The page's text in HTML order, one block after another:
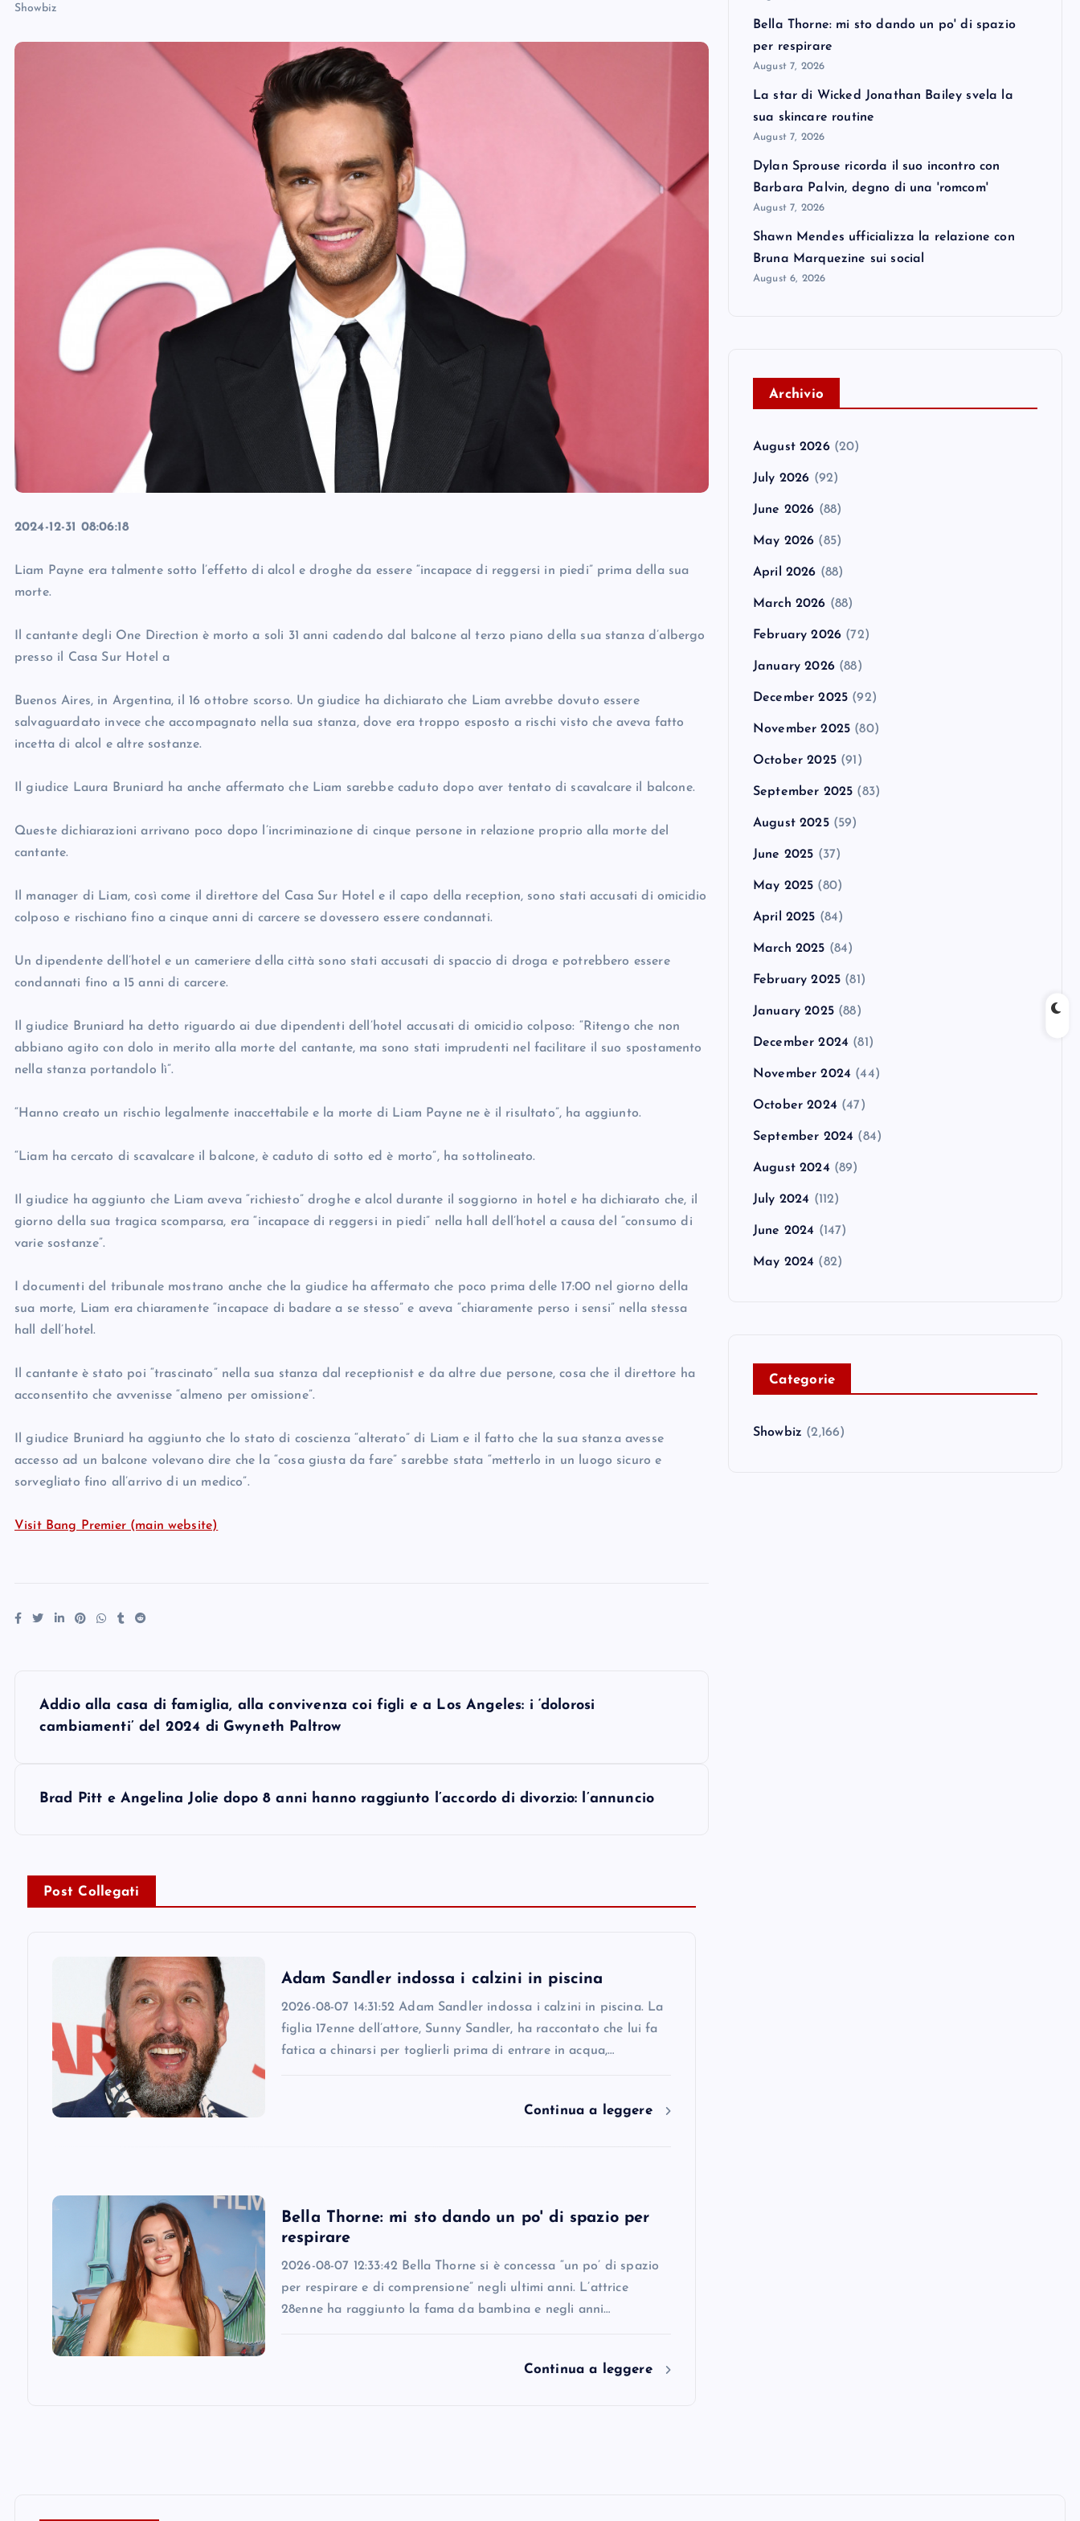
Showbiz
2024-12-31 08:06:18
Liam Payne era talmente sotto l’effetto di alcol e droghe da essere “incapace di reggersi in piedi” prima della sua
morte.
Il cantante degli One Direction è morto a soli 31 anni cadendo dal balcone al terzo piano della sua stanza d’albergo
presso il Casa Sur Hotel a
Buenos Aires, in Argentina, il 16 ottobre scorso. Un giudice ha dichiarato che Liam avrebbe dovuto essere
salvaguardato invece che accompagnato nella sua stanza, dove era troppo esposto a rischi visto che aveva fatto
incetta di alcol e altre sostanze.
Il giudice Laura Bruniard ha anche affermato che Liam sarebbe caduto dopo aver tentato di scavalcare il balcone.
Queste dichiarazioni arrivano poco dopo l’incriminazione di cinque persone in relazione proprio alla morte del
cantante.
Il manager di Liam, così come il direttore del Casa Sur Hotel e il capo della reception, sono stati accusati di omicidio
colposo e rischiano fino a cinque anni di carcere se dovessero essere condannati.
Un dipendente dell’hotel e un cameriere della città sono stati accusati di spaccio di droga e potrebbero essere
condannati fino a 15 anni di carcere.
Il giudice Bruniard ha detto riguardo ai due dipendenti dell’hotel accusati di omicidio colposo: “Ritengo che non
abbiano agito con dolo in merito alla morte del cantante, ma sono stati imprudenti nel facilitare il suo spostamento
nella stanza portandolo lì”.
“Hanno creato un rischio legalmente inaccettabile e la morte di Liam Payne ne è il risultato”, ha aggiunto.
“Liam ha cercato di scavalcare il balcone, è caduto di sotto ed è morto”, ha sottolineato.
Il giudice ha aggiunto che Liam aveva “richiesto” droghe e alcol durante il soggiorno in hotel e ha dichiarato che, il
giorno della sua tragica scomparsa, era “incapace di reggersi in piedi” nella hall dell’hotel a causa del “consumo di
varie sostanze”.
I documenti del tribunale mostrano anche che la giudice ha affermato che poco prima delle 17:00 nel giorno della
sua morte, Liam era chiaramente “incapace di badare a se stesso” e aveva “chiaramente perso i sensi” nella stessa
hall dell’hotel.
Il cantante è stato poi “trascinato” nella sua stanza dal receptionist e da altre due persone, cosa che il direttore ha
acconsentito che avvenisse “almeno per omissione”.
Il giudice Bruniard ha aggiunto che lo stato di coscienza “alterato” di Liam e il fatto che la sua stanza avesse
accesso ad un balcone volevano dire che la “cosa giusta da fare” sarebbe stata “metterlo in un luogo sicuro e
sorvegliato fino all’arrivo di un medico”.
Visit Bang Premier (main website)
n
a
Addio alla casa di famiglia, alla convivenza coi figli e a Los Angeles: i ‘dolorosi
cambiamenti’ del 2024 di Gwyneth Paltrow
Brad Pitt e Angelina Jolie dopo 8 anni hanno raggiunto l’accordo di divorzio: l’annuncio
Post Collegati
Adam Sandler indossa i calzini in piscina
2026-08-07 14:31:52 Adam Sandler indossa i calzini in piscina. La
figlia 17enne dell’attore, Sunny Sandler, ha raccontato che lui fa
fatica a chinarsi per toglierli prima di entrare in acqua,…
Continua a leggere
Bella Thorne: mi sto dando un po' di spazio per
respirare
2026-08-07 12:33:42 Bella Thorne si è concessa “un po’ di spazio
per respirare e di comprensione” negli ultimi anni. L’attrice
28enne ha raggiunto la fama da bambina e negli anni…
Continua a leggere
Bella Thorne: mi sto dando un po' di spazio
per respirare
August 7, 2026
La star di Wicked Jonathan Bailey svela la
sua skincare routine
August 7, 2026
Dylan Sprouse ricorda il suo incontro con
Barbara Palvin, degno di una 'romcom'
August 7, 2026
Shawn Mendes ufficializza la relazione con
Bruna Marquezine sui social
August 6, 2026
Archivio
August 2026(20)
July 2026 (92)
June 2026 (88)
May 2026 (85)
April 2026 (88)
March 2026 (88)
February 2026 (72)
January 2026(88)
December 2025 (92)
November 2025 (80)
October 2025(91)
September 2025 (83)
August 2025(59)
June 2025 (37)
May 2025 (80)
April 2025 (84)
March 2025 (84)
February 2025 (81)
January 2025(88)
December 2024 (81)
November 2024 (44)
October 2024 (47)
September 2024 (84)
August 2024 (89)
July 2024 (112)
June 2024 (147)
May 2024 (82)
Categorie
Showbiz (2,166)